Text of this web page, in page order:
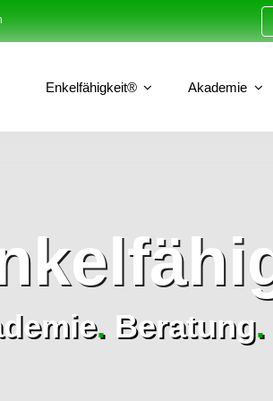
Enkelfähigkeit® Akademie
.Beratung.